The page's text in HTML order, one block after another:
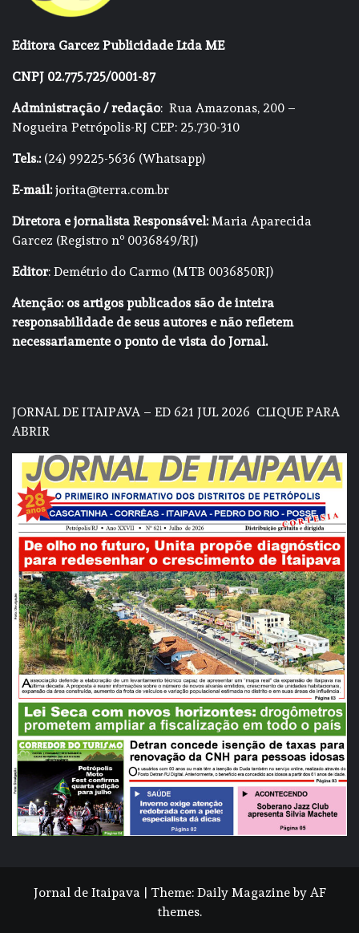
Editora Garcez Publicidade Ltda ME
CNPJ 02.775.725/0001-87
Administração / redação: Rua Amazonas, 200 –
Nogueira Petrópolis-RJ CEP: 25.730-310
Tels.:(24) 99225-5636 (Whatsapp)
E-mail:jorita@terra.com.br
Diretora e jornalista Responsável:Maria Aparecida
Garcez (Registro nº 0036849/RJ)
Editor: Demétrio do Carmo (MTB 0036850RJ)
Atenção: os artigos publicados são de inteira
responsabilidade de seus autores e não refletem
necessariamente o ponto de vista do Jornal.
JORNAL DE ITAIPAVA – ED 621 JUL 2026 CLIQUE PARA
ABRIR
Jornal de Itaipava Theme: Daily Magazineby AF
themes.